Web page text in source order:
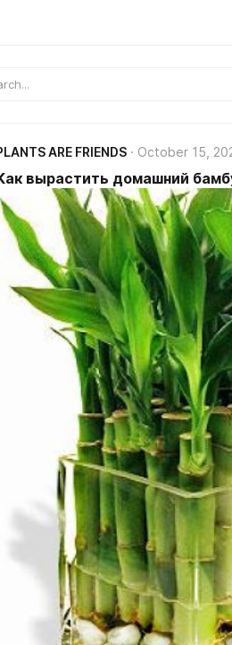
ARE FRIENDS October 15,
вырастить домашний